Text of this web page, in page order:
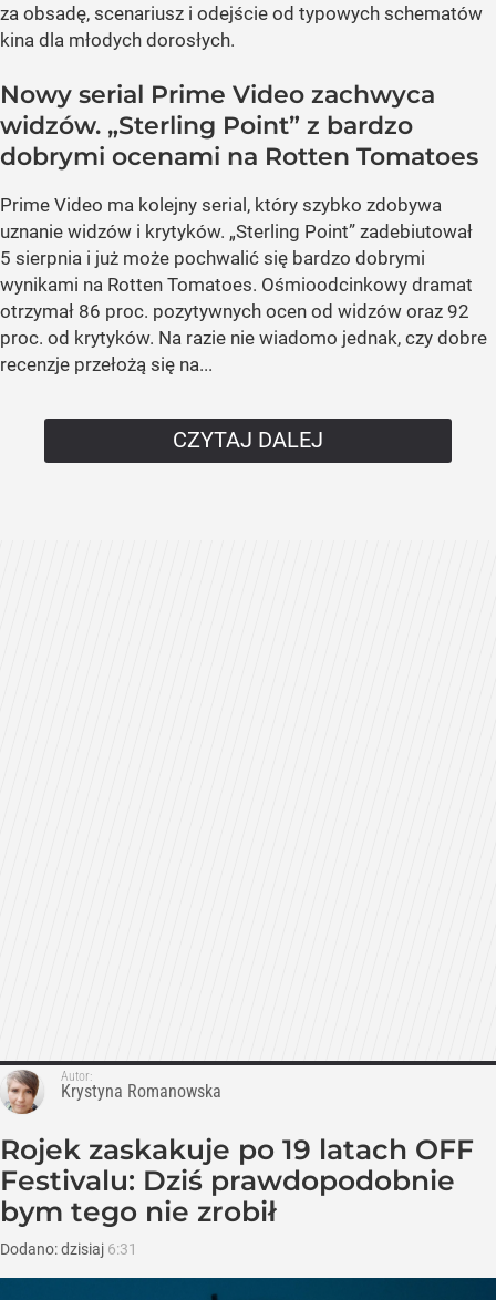
za obsadę, scenariusz i odejście od typowych schematów
kina dla młodych dorosłych.
Nowy serial Prime Video zachwyca
widzów. „Sterling Point” z bardzo
dobrymi ocenami na Rotten Tomatoes
Prime Video ma kolejny serial, który szybko zdobywa
uznanie widzów i krytyków. „Sterling Point” zadebiutował
5 sierpnia i już może pochwalić się bardzo dobrymi
wynikami na Rotten Tomatoes. Ośmioodcinkowy dramat
otrzymał 86 proc. pozytywnych ocen od widzów oraz 92
proc. od krytyków. Na razie nie wiadomo jednak, czy dobre
recenzje przełożą się na...
CZYTAJ DALEJ
Autor:
Krystyna Romanowska
Rojek zaskakuje po 19 latach OFF
Festivalu: Dziś prawdopodobnie
bym tego nie zrobił
Dodano:dzisiaj 6:31